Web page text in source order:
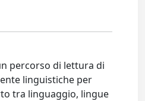
percorso di lettura di
linguistiche per
tra linguaggio, lingue